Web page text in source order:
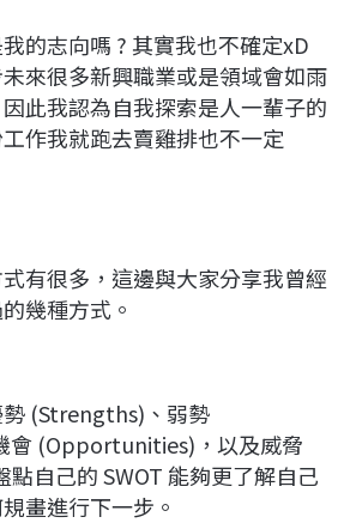
的志向嗎 ? 其實我也不確定xD
來很多新興職業或是領域會如雨
此我認為自我探索是人一輩子的
作我就跑去賣雞排也不一定
有很多，這邊與大家分享我曾經
幾種方式。
勢 (Strengths)、弱勢
會 (Opportunities)，以及威脅
自己的 SWOT 能夠更了解自己
畫進行下一步。